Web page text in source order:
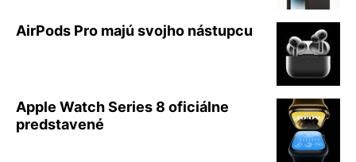
AirPods Pro majú svojho nástupcu
Apple Watch Series 8 oficiálne
predstavené